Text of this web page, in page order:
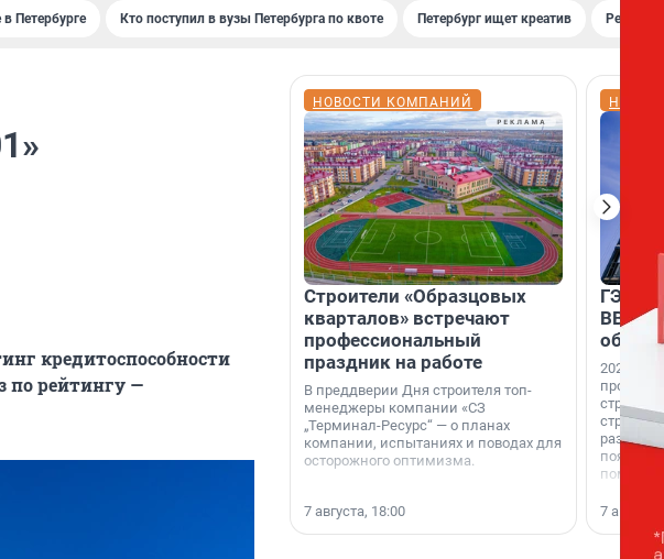
Петербурге Кто поступил в вузы Петербурга по квоте Петербург ищет креатив
кредитоспособности
по рейтингу —
НОВОСТИ КОМПАНИЙ
Строители «Образцовых
кварталов» встречают
профессиональный
праздник на работе
В преддверии Дня строителя топ-
менеджеры компании «СЗ
„Терминал-Ресурс“ — о планах
компании, испытаниях и поводах для
осторожного оптимизма.
7 августа, 18:00
ГЭС,
ВВП: в
об
2026-й —
раз. В
7